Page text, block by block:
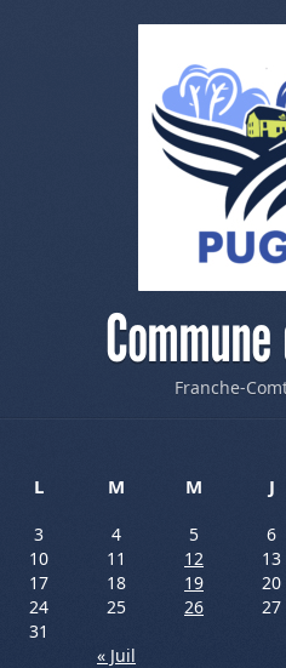
Franche-
L
M M J
3
4 5 6
10
11 12 13
17
18 19 20
24
25 26 27
31
« Juil